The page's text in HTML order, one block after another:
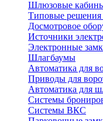
Шлюзовые
Типовые
Досмотровое
Источники
Электронные
Шлагбаумы
Автоматика для
Приводы для
Автоматика для
Системы
Системы ВКС